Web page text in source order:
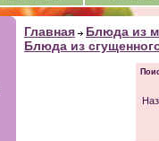
Главная
Блюда из
Блюда из